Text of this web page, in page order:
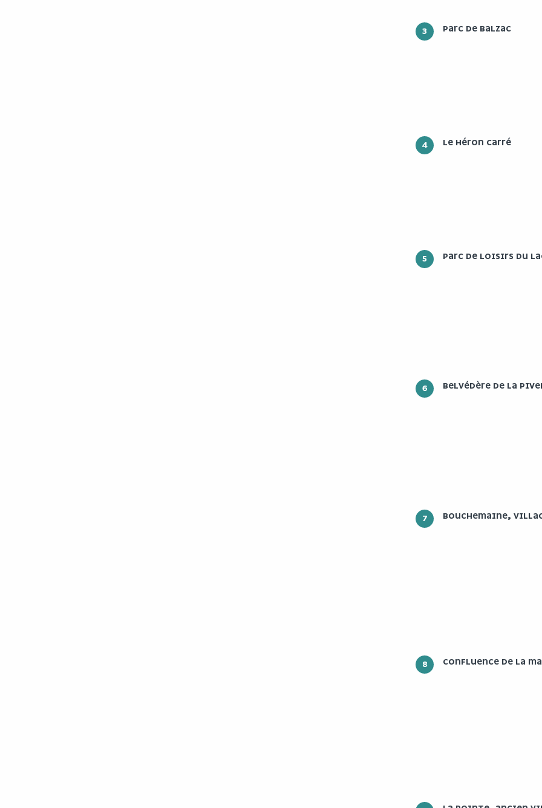
3 PARC DE BALZAC
4 LE HÉRON CARRÉ
5 PARC DE LOISIRS DU
6 BELVÉDÈRE DE LA
7 BOUCHEMAINE,
8 CONFLUENCE DE LA